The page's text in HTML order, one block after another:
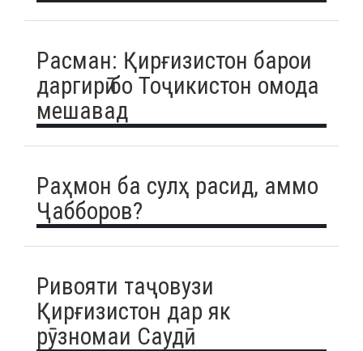
Расман: Қирғизистон барои
даргирӣ бо Тоҷикистон омода
мешавад
Раҳмон ба сулҳ расид, аммо
Ҷабборов?
Ривояти таҷовузи
Қирғизистон дар як
рӯзномаи Саудӣ